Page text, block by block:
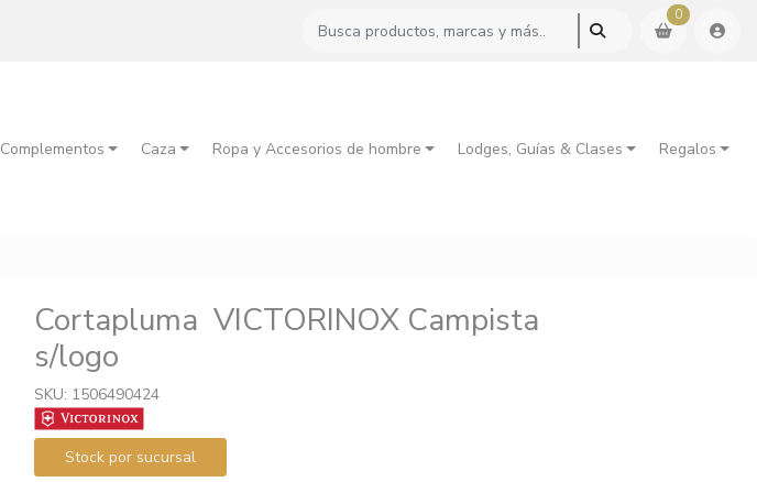
0
Complementos Caza Ropa y Accesorios de hombre Lodges, Guías & Clases Regalos
Cortapluma VICTORINOX Campista
s/logo
SKU: 1506490424
Stock por sucursal